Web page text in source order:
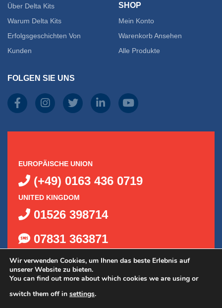
Über Delta Kits
Warum Delta Kits
Erfolgsgeschichten Von
Kunden
SHOP
Mein Konto
Warenkorb Ansehen
Alle Produkte
FOLGEN SIE UNS
EUROPÄISCHE UNION
(+49) 0163 436 0719
UNITED KINGDOM
01526 398714
07831 363871
Wir verwenden Cookies, um Ihnen das beste Erlebnis auf
unserer Website zu bieten.
You can find out more about which cookies we are using or
switch them off in settings.